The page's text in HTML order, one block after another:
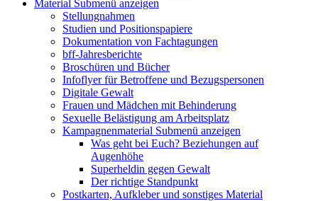
Material Submenü anzeigen
Stellungnahmen
Studien und Positionspapiere
Dokumentation von Fachtagungen
bff-Jahresberichte
Broschüren und Bücher
Infoflyer für Betroffene und Bezugspersonen
Digitale Gewalt
Frauen und Mädchen mit Behinderung
Sexuelle Belästigung am Arbeitsplatz
Kampagnenmaterial Submenü anzeigen
Was geht bei Euch? Beziehungen auf
Augenhöhe
Superheldin gegen Gewalt
Der richtige Standpunkt
Postkarten, Aufkleber und sonstiges Material